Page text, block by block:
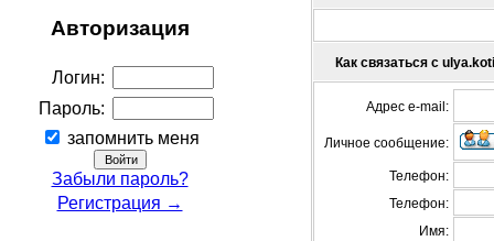
Авторизация
Логин:
Пароль:
запомнить меня
Забыли пароль?
Регистрация →
Как связаться с
Адрес e-mail:
Личное сообщение:
Телефон:
Телефон:
Имя: